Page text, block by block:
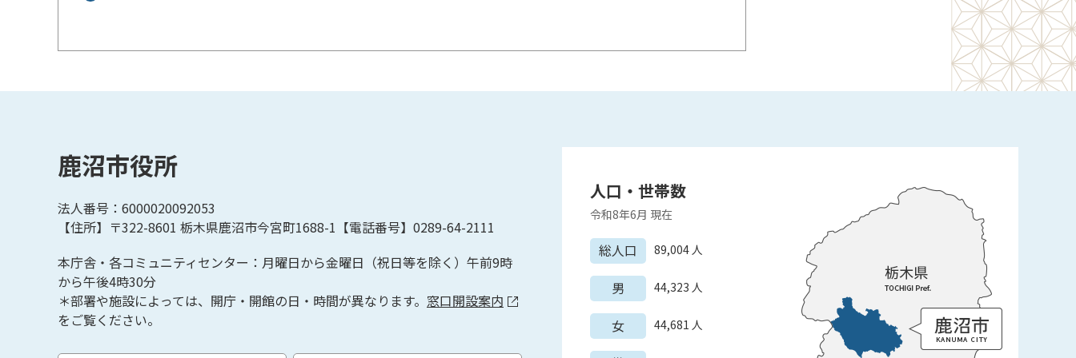
鹿沼市役所
法人番号：6000020092053
【住所】〒322-8601 栃木県鹿沼市今宮町1688-1【電話番号】0289-64-2111
本庁舎・各コミュニティセンター：月曜日から金曜日（祝日等を除く）午前9時
から午後4時30分
＊部署や施設によっては、開庁・開館の日・時間が異なります。 窓口開設案内
をご覧ください。
人口・世帯数
令和8年6月 現在
総人口 89,004 人
男 44,323 人
女 44,681 人